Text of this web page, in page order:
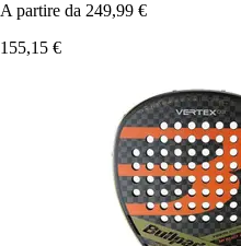
A partire da 249,99 €
155,15 €